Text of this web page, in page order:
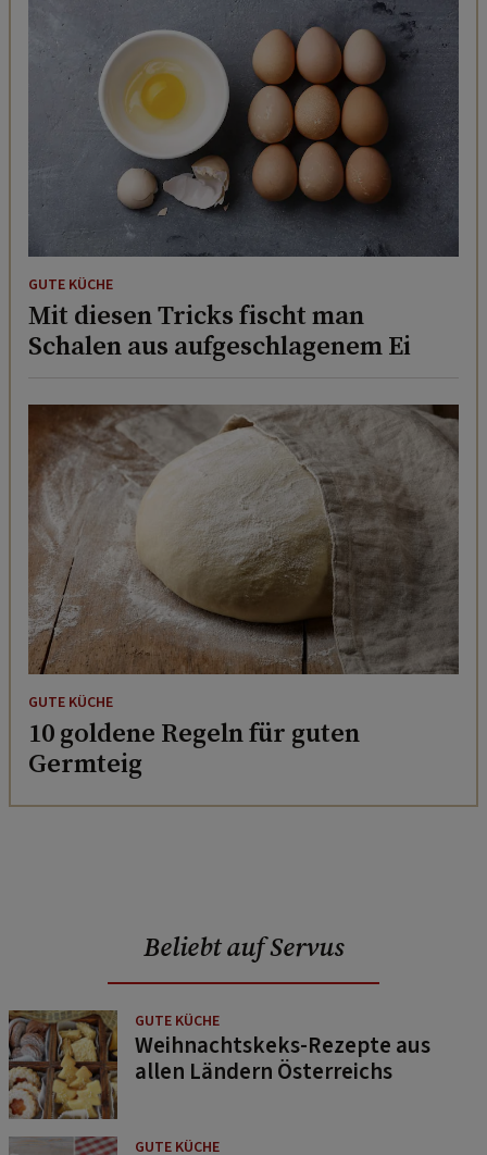
GUTE KÜCHE
Mit diesen Tricks fischt man
Schalen aus aufgeschlagenem Ei
GUTE KÜCHE
10 goldene Regeln für guten
Germteig
Beliebt auf Servus
GUTE KÜCHE
Weihnachtskeks-Rezepte aus
allen Ländern Österreichs
GUTE KÜCHE